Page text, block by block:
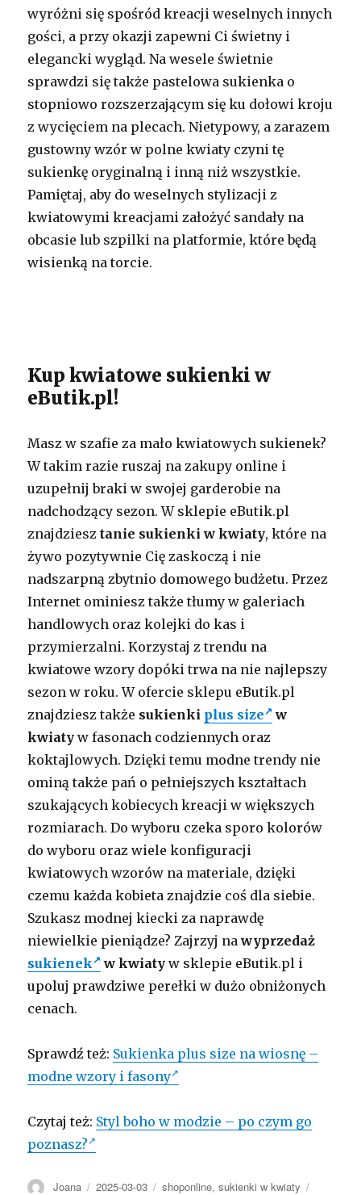
wyróżni się spośród kreacji weselnych innych
gości, a przy okazji zapewni Ci świetny i
elegancki wygląd. Na wesele świetnie
sprawdzi się także pastelowa sukienka o
stopniowo rozszerzającym się ku dołowi kroju
z wycięciem na plecach. Nietypowy, a zarazem
gustowny wzór w polne kwiaty czyni tę
sukienkę oryginalną i inną niż wszystkie.
Pamiętaj, aby do weselnych stylizacji z
kwiatowymi kreacjami założyć sandały na
obcasie lub szpilki na platformie, które będą
wisienką na torcie.
Kup kwiatowe sukienki w
eButik.pl!
Masz w szafie za mało kwiatowych sukienek?
W takim razie ruszaj na zakupy online i
uzupełnij braki w swojej garderobie na
nadchodzący sezon. W sklepie eButik.pl
znajdziesztanie sukienki w kwiaty, które na
żywo pozytywnie Cię zaskoczą i nie
nadszarpną zbytnio domowego budżetu. Przez
Internet ominiesz także tłumy w galeriach
handlowych oraz kolejki do kas i
przymierzalni. Korzystaj z trendu na
kwiatowe wzory dopóki trwa na nie najlepszy
sezon w roku. W ofercie sklepu eButik.pl
znajdziesz także sukienki plus size
w
kwiaty w fasonach codziennych oraz
koktajlowych. Dzięki temu modne trendy nie
ominą także pań o pełniejszych kształtach
szukających kobiecych kreacji w większych
rozmiarach. Do wyboru czeka sporo kolorów
do wyboru oraz wiele konfiguracji
kwiatowych wzorów na materiale, dzięki
czemu każda kobieta znajdzie coś dla siebie.
Szukasz modnej kiecki za naprawdę
niewielkie pieniądze? Zajrzyj nawyprzedaż
sukienek
w kwiaty w sklepie eButik.pl i
upoluj prawdziwe perełki w dużo obniżonych
cenach.
Sprawdź też: Sukienka plus size na wiosnę –
modne wzory i fasony
Czytaj też: Styl boho w modzie – po czym go
poznasz?
Autor
Joana Opublikowano
2025-03-03 Kategorie
shoponline,sukienki w kwiaty